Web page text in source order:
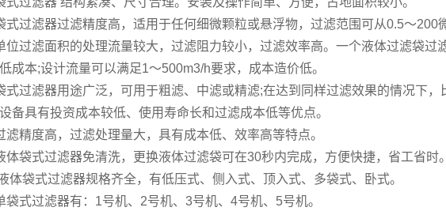
式过滤器过滤精度高，适用于任何细微颗粒或悬浮物，过滤范围可从0.5～200
位过滤面积的处理流量较大，过滤阻力较小，过滤效率高。一个液体过滤袋过
成本;设计流量可以满足1～500m3/h要求，成本造价低。
式过滤器用途广泛，可用于粗滤、中滤或精滤;在达到同样过滤效果的情况下
备具有投资成本较低、使用寿命长和过滤成本低等优点。
滤精度高，过滤处理量大，具有成本低、效率高等特点。
体袋式过滤器免清洗，更换液体过滤袋可在30秒内完成，方便快捷，省工省时。
体袋式过滤器规格齐全，有低压式、侧入式、顶入式、多袋式、卧式。
袋式过滤器有：1号机、2号机、3号机、4号机、5号机。